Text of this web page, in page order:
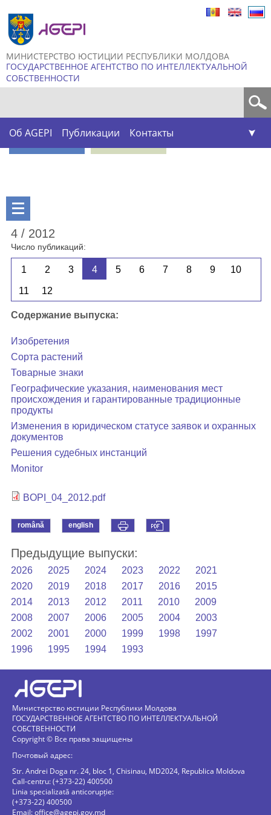
МИНИСТЕРСТВО ЮСТИЦИИ РЕСПУБЛИКИ МОЛДОВА
ГОСУДАРСТВЕННОЕ АГЕНТСТВО ПО ИНТЕЛЛЕКТУАЛЬНОЙ
СОБСТВЕННОСТИ
Об AGEPI Публикации Контакты
4 / 2012
Число публикаций:
1 2 3 4 5 6 7 8 9 10
11 12
Содержание выпуска:
Изобретения
Сорта растений
Товарные знаки
Географические указания, наименования мест
происхождения и гарантированные традиционные
продукты
Изменения в юридическом статусе заявок и охранных
документов
Решения судебных инстанций
Monitor
BOPI_04_2012.pdf
română english
Предыдущие выпуски:
2026 2025 2024 2023 2022
2021
2020
2019 2018 2017 2016
2015
2014
2013 2012 2011 2010
2009
2008
2007 2006 2005 2004
2003
2002
2001 2000 1999 1998
1997
1996
1995 1994 1993
Министерство юстиции Республики Молдова
ГОСУДАРСТВЕННОЕ АГЕНТСТВО ПО ИНТЕЛЛЕКТУАЛЬНОЙ
СОБСТВЕННОСТИ
Copyright © Все права защищены
Почтовый адрес:
Str. Andrei Doga nr. 24, bloc 1, Chisinau, MD2024, Republica Moldova
Call-centru: (+373-22) 400500
Linia specializată anticorupție:
(+373-22) 400500
Email:office@agepi.gov.md